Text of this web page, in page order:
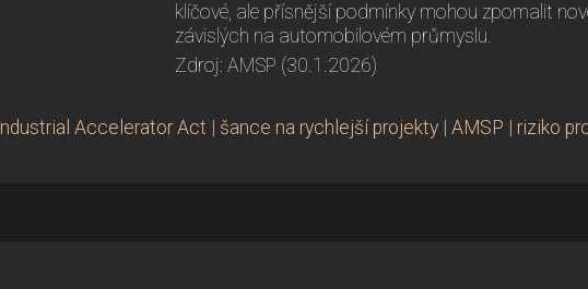
klíčové, ale přísnější podmínky mohou zpomalit
závislých na automobilovém průmyslu.
Zdroj: AMSP (30.1.2026)
Industrial Accelerator Act šance na rychlejší projekty AMSP riziko